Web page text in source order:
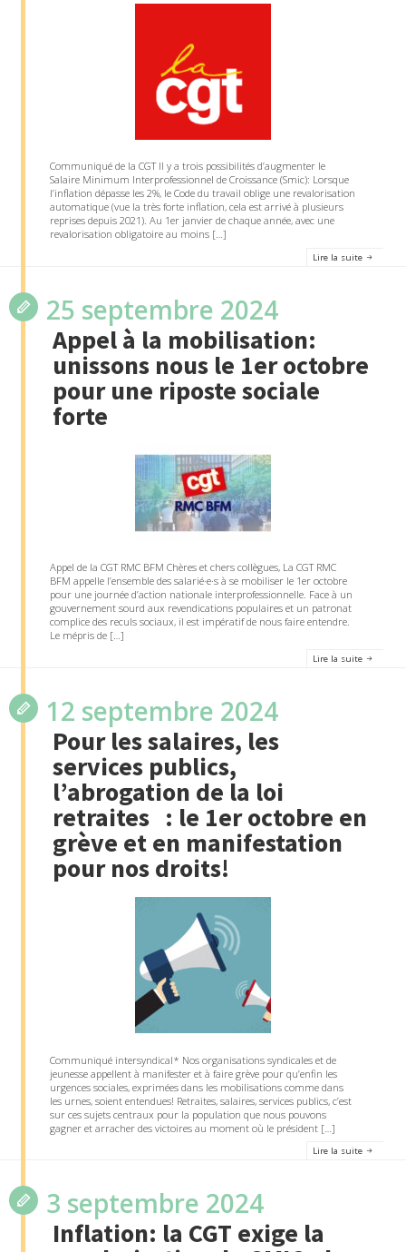
Communiqué de la CGT Il y a trois possibilités d’augmenter le
Salaire Minimum Interprofessionnel de Croissance (Smic): Lorsque
l’inflation dépasse les 2%, le Code du travail oblige une revalorisation
automatique (vue la très forte inflation, cela est arrivé à plusieurs
reprises depuis 2021). Au 1er janvier de chaque année, avec une
revalorisation obligatoire au moins […]
Lire la suite
25 septembre 2024
Appel à la mobilisation:
unissons nous le 1er octobre
pour une riposte sociale
forte
Appel de la CGT RMC BFM Chères et chers collègues, La CGT RMC
BFM appelle l’ensemble des salarié·e·s à se mobiliser le 1er octobre
pour une journée d’action nationale interprofessionnelle. Face à un
gouvernement sourd aux revendications populaires et un patronat
complice des reculs sociaux, il est impératif de nous faire entendre.
Le mépris de […]
Lire la suite
12 septembre 2024
Pour les salaires, les
services publics,
l’abrogation de la loi
retraites : le 1er octobre en
grève et en manifestation
pour nos droits!
Communiqué intersyndical* Nos organisations syndicales et de
jeunesse appellent à manifester et à faire grève pour qu’enfin les
urgences sociales, exprimées dans les mobilisations comme dans
les urnes, soient entendues! Retraites, salaires, services publics, c’est
sur ces sujets centraux pour la population que nous pouvons
gagner et arracher des victoires au moment où le président […]
Lire la suite
3 septembre 2024
Inflation: la CGT exige la